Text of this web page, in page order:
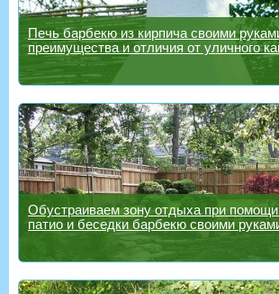
Печь барбекю из кирпича своими
преимущества и отличия от уличного
Обустраиваем зону отдыха при
патио и беседки барбекю своими